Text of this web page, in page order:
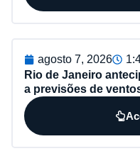
agosto 7, 2026
Rio de Janeiro
a previsões de